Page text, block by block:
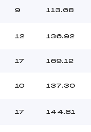
9 113.68
12 136.92
17 169.12
10 137.30
17 144.81